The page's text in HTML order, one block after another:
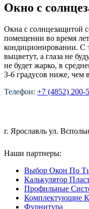
Окно с
Окна с солнцезащитой
помещении во время
кондиционировании. С
выцветут, а глаза не
не будет жарко, в
3-6 градусов ниже,
Телефон: +7 (4852) 200-
г. Ярославль ул.
Наши партнеры:
Выбор Окон По
Калькулятор
Профильные
Комплектующие
Фурнитура